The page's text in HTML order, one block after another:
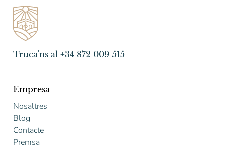
Truca'ns al +34 872 009 515
Empresa
Nosaltres
Blog
Contacte
Premsa